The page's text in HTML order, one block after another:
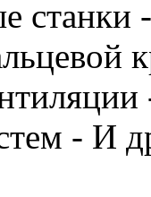
станки
- И